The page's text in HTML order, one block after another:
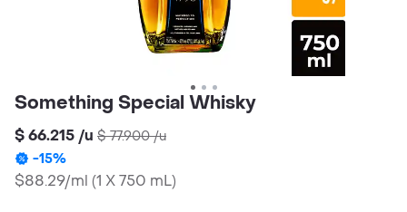
Something Special Whisky
$ 66.215 /u $ 77.900/u
-15%
$88.29/ml (1 X 750 mL)